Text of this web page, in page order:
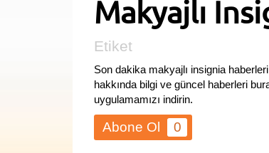
Makyajlı
Etiket
Son dakika makyajlı insignia
hakkında bilgi ve güncel haberleri
uygulamamızı indirin.
0